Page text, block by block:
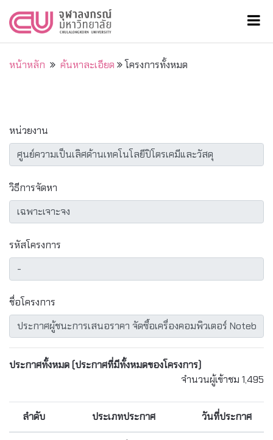
หน้าหลัก ค้นหาละเอียด โครงการทั้งหมด
หน่วยงาน
วิธีการจัดหา
รหัสโครงการ
ชื่อโครงการ
ประกาศทั้งหมด(ประกาศที่มีทั้งหมดของโครงการ)
จำนวนผู้เข้าชม 1,495
ลำดับ ประเภทประกาศ วันที่ประกาศ